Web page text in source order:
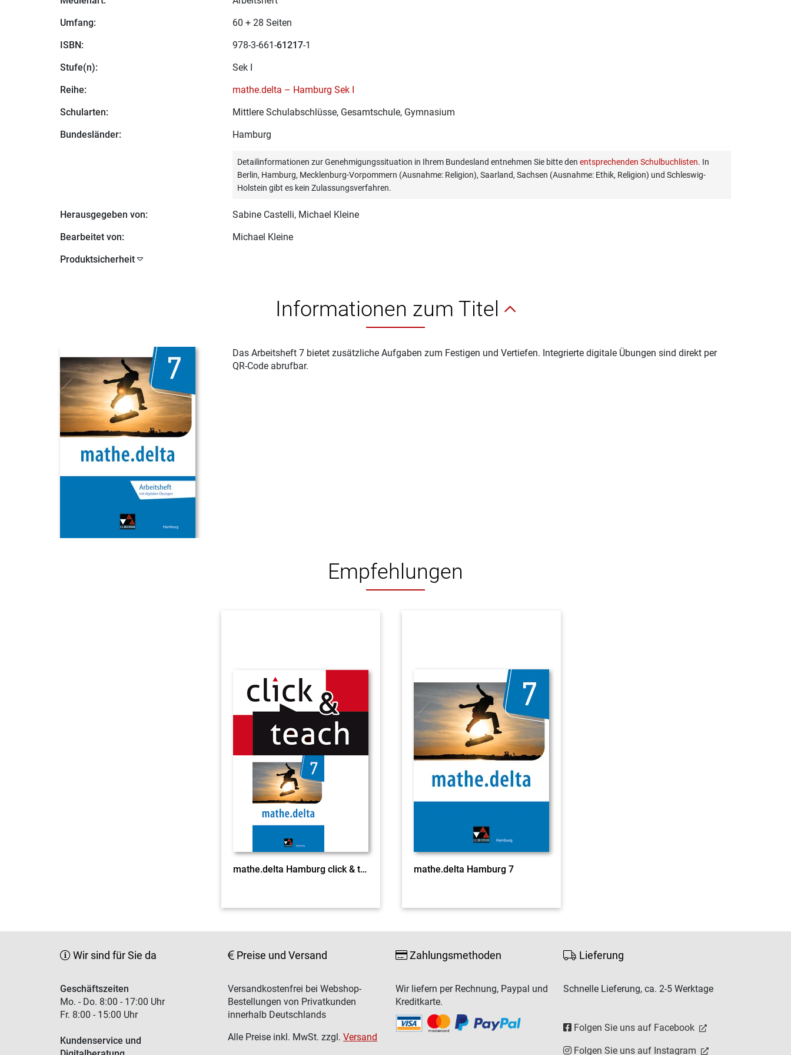
Umfang:
60 + 28 Seiten
ISBN:
978-3-661-61217-1
Stufe(n):
Sek I
Reihe:
mathe.delta – Hamburg Sek I
Schularten:
Mittlere Schulabschlüsse, Gesamtschule, Gymnasium
Bundesländer:
Hamburg
Detailinformationen zur Genehmigungssituation in Ihrem Bundesland entnehmen Sie bitte den entsprechenden Schulbuchlisten. In
Berlin, Hamburg, Mecklenburg-Vorpommern (Ausnahme: Religion), Saarland, Sachsen (Ausnahme: Ethik, Religion) und Schleswig-
Holstein gibt es kein Zulassungsverfahren.
Herausgegeben von: Sabine Castelli, Michael Kleine
Bearbeitet von:
Michael Kleine
Produktsicherheit
Informationen zum Titel
Das Arbeitsheft 7 bietet zusätzliche Aufgaben zum Festigen und Vertiefen. Integrierte digitale Übungen sind direkt per
QR-Code abrufbar.
Empfehlungen
mathe.delta Hamburg click & teach 7 EL mathe.delta Hamburg 7
Wir sind für Sie da
Geschäftszeiten
Mo. - Do. 8:00 - 17:00 Uhr
Fr. 8:00 - 15:00 Uhr
Kundenservice und
Preise und Versand
Versandkostenfrei bei Webshop-
Bestellungen von Privatkunden
innerhalb Deutschlands
Alle Preise inkl. MwSt. zzgl. Versand
Zahlungsmethoden
Wir liefern per Rechnung, Paypal und
Kreditkarte.
Lieferung
Schnelle Lieferung, ca. 2-5 Werktage
Folgen Sie uns auf Facebook
Folgen Sie uns auf Instagram